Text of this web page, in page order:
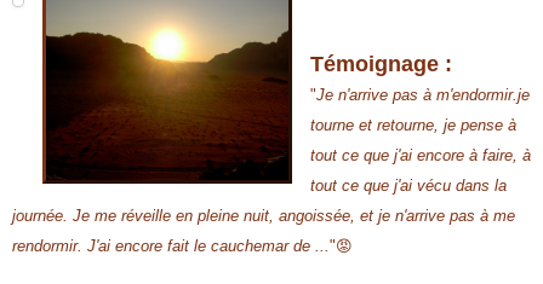
Témoignage :
"Je n'arrive pas à m'endormir.je
tourne et retourne, je pense à
tout ce que j'ai encore à faire, à
tout ce que j'ai vécu dans la
journée. Je me réveille en pleine nuit, angoissée, et je n'arrive pas à me
rendormir. J'ai encore fait le cauchemar de ... "😡